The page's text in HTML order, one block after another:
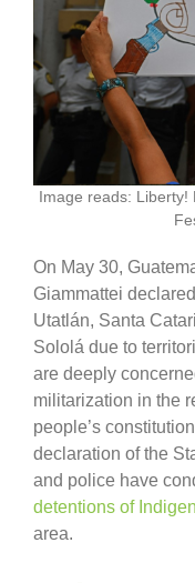
Image reads: Liberty!
On May 30,
Giammattei
Utatlán, Santa
Sololá due to
are deeply
militarization in the
people’s
declaration of the
and police have
detentions of
area.